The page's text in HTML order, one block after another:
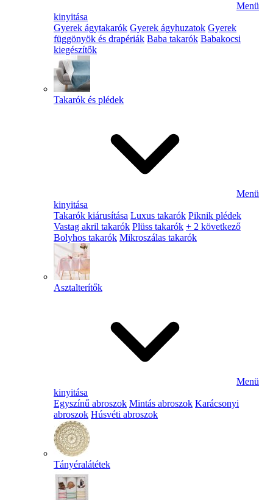
Menü
kinyitása
Gyerek ágytakarók Gyerek ágyhuzatok Gyerek
függönyök és drapériák Baba takarók Babakocsi
kiegészítők
Takarók és plédek
Menü
kinyitása
Takarók kiárusítása Luxus takarók Piknik plédek
Vastag akril takarók Plüss takarók + 2 következő
Bolyhos takarók Mikroszálas takarók
Asztalterítők
Menü
kinyitása
Egyszínű abroszok Mintás abroszok Karácsonyi
abroszok Húsvéti abroszok
Tányéralátétek